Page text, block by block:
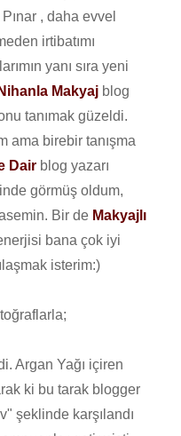
, daha evvel
irtibatımı
yanı sıra yeni
Nihanla Makyaj blog
tanımak güzeldi.
ama birebir tanışma
Dair blog yazarı
görmüş oldum,
Bir de Makyajlı
bana çok iyi
isterim:)
Argan Yağı içiren
ki bu tarak blogger
şeklinde karşılandı